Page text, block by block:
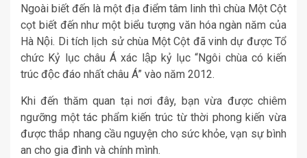
Ngoài biết đến là một địa điểm tâm linh thì chùa Một Cột
cọt biết đến như một biểu tượng văn hóa ngàn năm của
Hà Nội. Di tích lịch sử chùa Một Cột đã vinh dự được Tổ
chức Kỷ lục châu Á xác lập kỷ lục “Ngôi chùa có kiến
trúc độc đáo nhất châu Á” vào năm 2012.
Khi đến thăm quan tại nơi đây, bạn vừa được chiêm
ngưỡng một tác phẩm kiến trúc từ thời phong kiến vừa
được thắp nhang cầu nguyện cho sức khỏe, vạn sự bình
an cho gia đình và chính mình.